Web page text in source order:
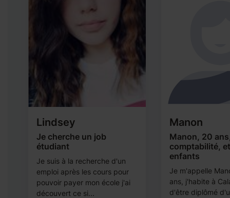
Lindsey
Je cherche un job
étudiant
Je suis à la recherche d'un
emploi après les cours pour
pouvoir payer mon école j'ai
découvert ce si...
Manon
Manon, 20
comptabilité,
enfants
Je m'appelle
ans, j'habite à
d'être diplômé